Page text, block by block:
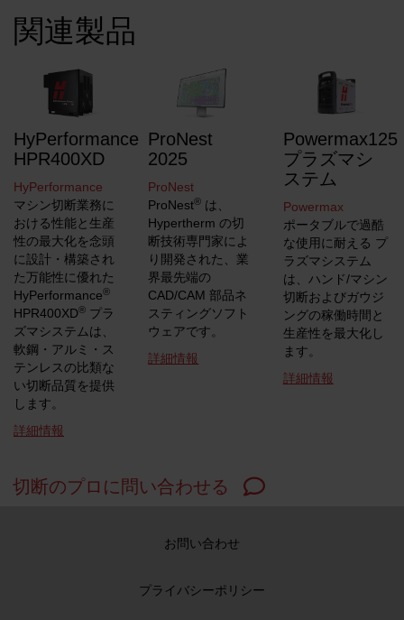
関連製品
HyPerformance
HPR400XD
HyPerformance
マシン切断業務に
おける性能と生産
性の最大化を念頭
に設計・構築され
た万能性に優れた
HyPerformance®
HPR400XD® プラ
ズマシステムは、
軟鋼・アルミ・ス
テンレスの比類な
い切断品質を提供
します。
詳細情報
ProNest
2025
ProNest
ProNest® は、
Hypertherm の切
断技術専門家によ
り開発された、業
界最先端の
CAD/CAM 部品ネ
スティングソフト
ウェアです。
詳細情報
Powermax125
プラズマシ
ステム
Powermax
ポータブルで過酷
な使用に耐える プ
ラズマシステム
は、ハンド/マシン
切断およびガウジ
ングの稼働時間と
生産性を最大化し
ます。
詳細情報
切断のプロに問い合わせる
お問い合わせ
プライバシーポリシー